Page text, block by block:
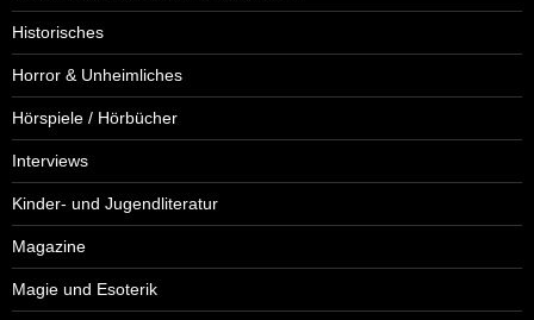
Historisches
Horror & Unheimliches
Hörspiele / Hörbücher
Interviews
Kinder- und Jugendliteratur
Magazine
Magie und Esoterik